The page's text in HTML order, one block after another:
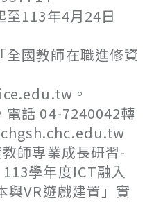
至113年4月24日
全國教師在職進修資
。
電話 04-7240042轉
師專業成長研習-
學年度ICT融入
與VR遊戲建置」實